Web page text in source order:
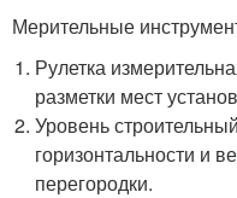
Мерительные
Рулетка
разметки мест
Уровень
горизонтальности и
перегородки.